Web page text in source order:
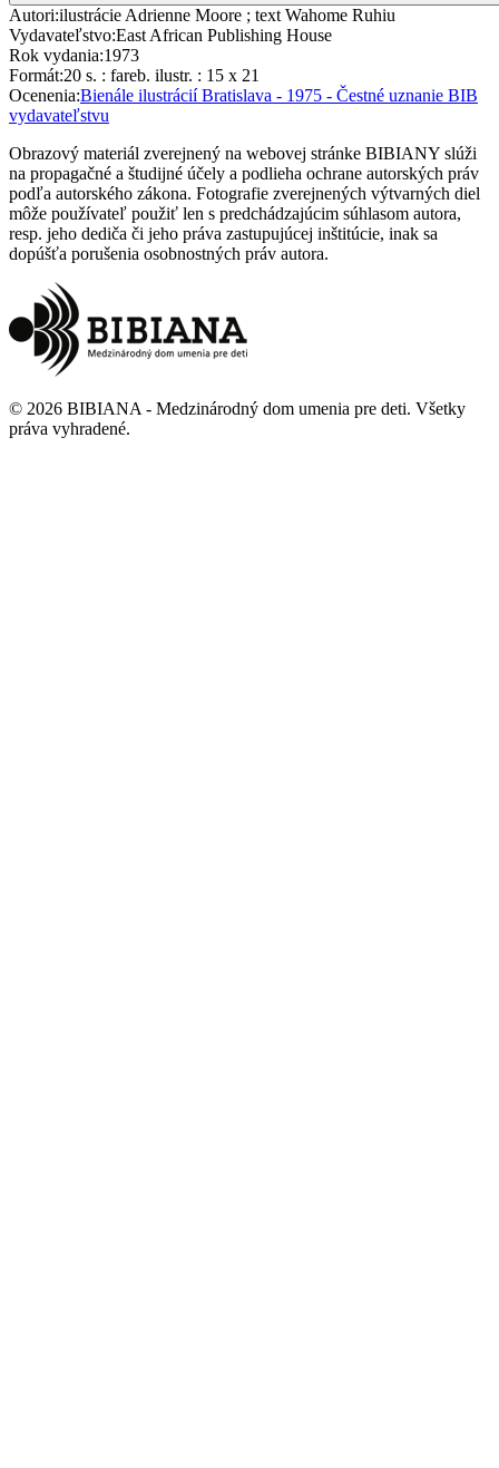
Autori:ilustrácie Adrienne Moore ; text Wahome Ruhiu
Vydavateľstvo:East African Publishing House
Rok vydania:1973
Formát:20 s. : fareb. ilustr. : 15 x 21
Ocenenia:Bienále ilustrácií Bratislava - 1975 - Čestné uznanie BIB
vydavateľstvu
Obrazový materiál zverejnený na webovej stránke BIBIANY slúži
na propagačné a študijné účely a podlieha ochrane autorských práv
podľa autorského zákona. Fotografie zverejnených výtvarných diel
môže používateľ použiť len s predchádzajúcim súhlasom autora,
resp. jeho dediča či jeho práva zastupujúcej inštitúcie, inak sa
dopúšťa porušenia osobnostných práv autora.
© 2026 BIBIANA - Medzinárodný dom umenia pre deti. Všetky
práva vyhradené.